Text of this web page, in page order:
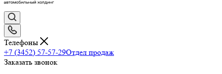
Телефоны
+7 (3452) 57-57-29Отдел продаж
Заказать звонок